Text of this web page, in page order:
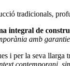
tradicionals,
integral de
amb
i per la seva
contemporani,